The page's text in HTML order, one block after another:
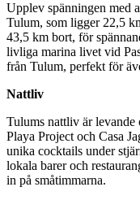
Upplev spänningen med
Tulum, som ligger 22,5
43,5 km bort, för
livliga marina livet vid
från Tulum, perfekt för
Nattliv
Tulums nattliv är levande
Playa Project och Casa
unika cocktails under
lokala barer och
in på småtimmarna.